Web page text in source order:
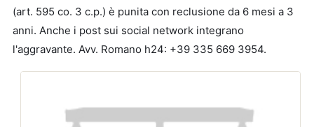
(art. 595 co. 3 c.p.) è punita con reclusione da 6 mesi a 3
anni. Anche i post sui social network integrano
l'aggravante. Avv. Romano h24: +39 335 669 3954.